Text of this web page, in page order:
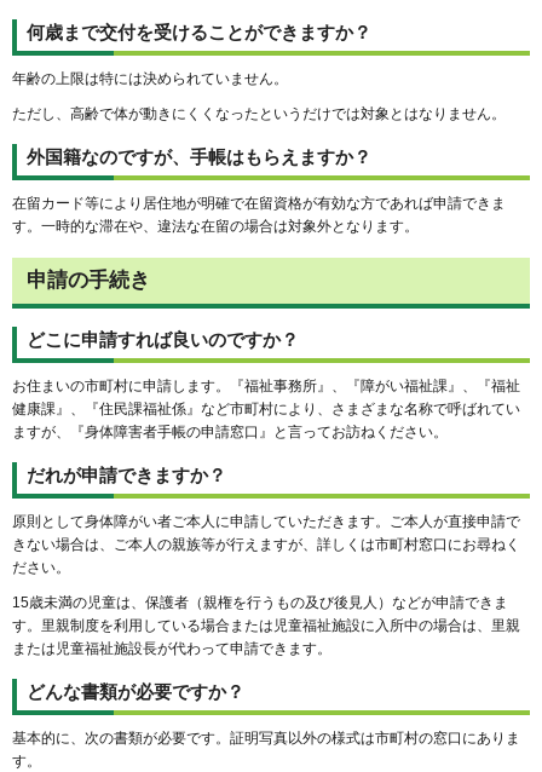
何歳まで交付を受けることができますか？
年齢の上限は特には決められていません。
ただし、高齢で体が動きにくくなったというだけでは対象とはなりません。
外国籍なのですが、手帳はもらえますか？
在留カード等により居住地が明確で在留資格が有効な方であれば申請できま
す。一時的な滞在や、違法な在留の場合は対象外となります。
申請の手続き
どこに申請すれば良いのですか？
お住まいの市町村に申請します。『福祉事務所』、『障がい福祉課』、『福祉
健康課』、『住民課福祉係』など市町村により、さまざまな名称で呼ばれてい
ますが、『身体障害者手帳の申請窓口』と言ってお訪ねください。
だれが申請できますか？
原則として身体障がい者ご本人に申請していただきます。ご本人が直接申請で
きない場合は、ご本人の親族等が行えますが、詳しくは市町村窓口にお尋ねく
ださい。
15歳未満の児童は、保護者（親権を行うもの及び後見人）などが申請できま
す。里親制度を利用している場合または児童福祉施設に入所中の場合は、里親
または児童福祉施設長が代わって申請できます。
どんな書類が必要ですか？
基本的に、次の書類が必要です。証明写真以外の様式は市町村の窓口にありま
す。